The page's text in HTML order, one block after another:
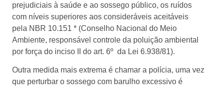
prejudiciais à saúde e ao sossego público, os ruídos
com níveis superiores aos consideráveis aceitáveis
pela NBR 10.151 * (Conselho Nacional do Meio
Ambiente, responsável controle da poluição ambiental
por força do inciso II do art. 6º da Lei 6.938/81).
Outra medida mais extrema é chamar a polícia, uma vez
que perturbar o sossego com barulho excessivo é